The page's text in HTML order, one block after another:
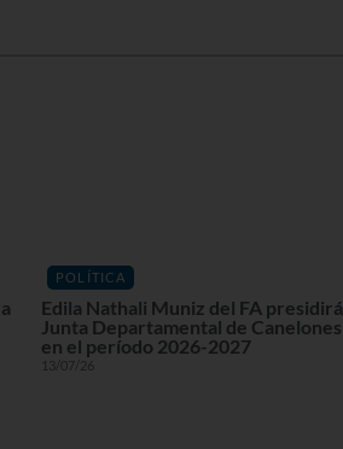
POLÍTICA
Edila Nathali Muniz del FA presidirá
Junta Departamental de Canelones
en el período 2026-2027
13/07/26